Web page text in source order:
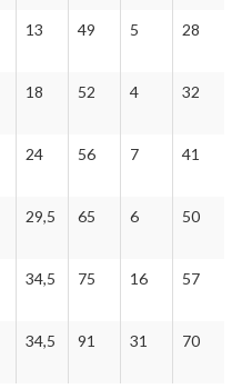
13 49 5 28
18 52 4 32
24 56 7 41
29,5 65 6 50
34,5 75 16 57
34,5 91 31 70